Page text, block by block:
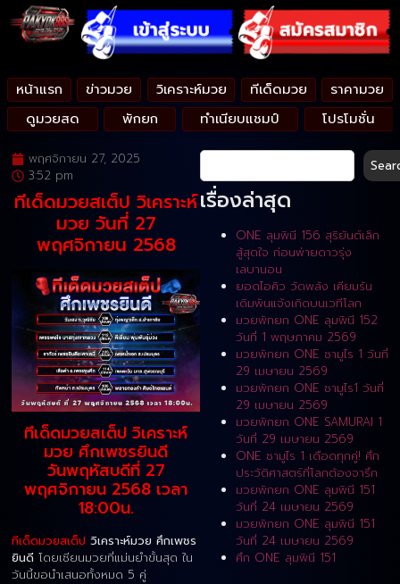
หน้าแรก ข่าวมวย วิเคราะห์มวย ทีเด็ดมวย
ราคามวย
ดูมวยสด
พักยก ทำเนียบแชมป์ โปรโมชั่น
พฤศจิกายน 27, 2025
3:52 pm
ทีเด็ดมวยสเต็ป วิเคราะห์
มวย วันที่ 27
พฤศจิกายน 2568
ทีเด็ดมวยสเต็ป วิเคราะห์
มวย ศึกเพชรยินดี
วันพฤหัสบดีที่ 27
พฤศจิกายน 2568 เวลา
18:00น.
ทีเด็ดมวยสเต็ป วิเคราะห์มวย ศึกเพชร
ยินดี โดยเซียนมวยที่แม่นยำขั้นสุด ใน
วันนี้ขอนำเสนอทั้งหมด 5 คู่
เรื่องล่าสุด
ONE ลุมพินี 156 สุริยันต์เล็ก
สู้สุดใจ ก่อนพ่ายดาวรุ่ง
เลบานอน
ยอดไอคิว วัดพลัง เคียมรัน
เดิมพันแจ้งเกิดบนเวทีโลก
มวยพักยก ONE ลุมพินี 152
วันที่ 1 พฤษภาคม 2569
มวยพักยก ONE ซามูไร 1 วันที่
29 เมษายน 2569
มวยพักยก ONE ซามูไร1 วันที่
29 เมษายน 2569
มวยพักยก ONE SAMURAI 1
วันที่ 29 เมษายน 2569
ONE ซามูไร 1 เดือดทุกคู่! ศึก
ประวัติศาสตร์ที่โลกต้องจารึก
มวยพักยก ONE ลุมพินี 151
วันที่ 24 เมษายน 2569
มวยพักยก ONE ลุมพินี 151
วันที่ 24 เมษายน 2569
ศึก ONE ลุมพินี 151